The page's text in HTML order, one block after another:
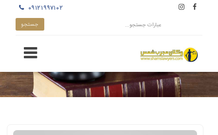
۰۹۱۲۱۹۹۷۱۰۲